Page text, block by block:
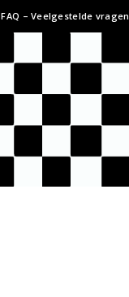
FAQ – Veelgestelde vragen